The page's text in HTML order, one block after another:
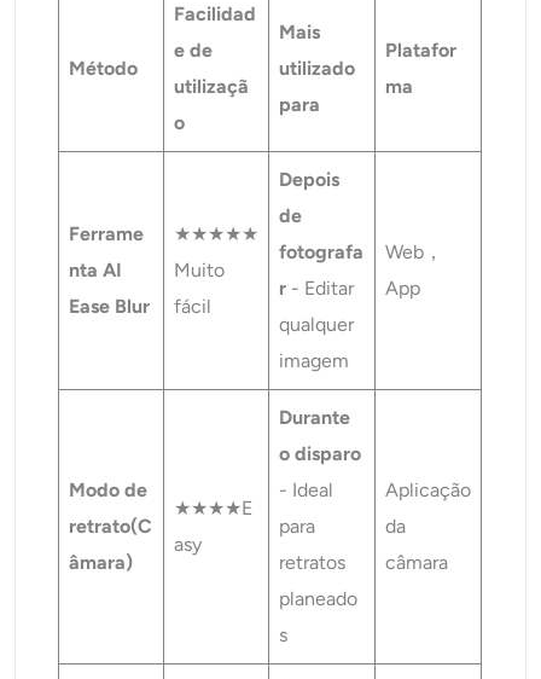
Método
Facilidad
e de
utilizaçã
o
Mais
utilizado
para
Platafor
ma
Ferrame
nta AI
Ease Blur
★★★★★
Muito
fácil
Depois
de
fotografa
r - Editar
qualquer
imagem
Web，
App
Modo de
retrato(C
âmara)
★★★★E
asy
Durante
o disparo
- Ideal
para
retratos
planeado
s
Aplicação
da
câmara